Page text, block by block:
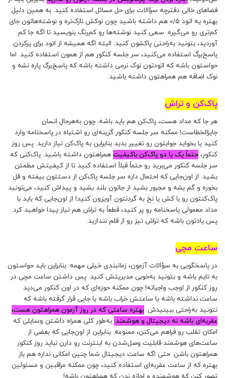
فضاهای خالی دفترچه سؤالات برای حل مسائل استفاده کنید. به همین دلیل
بهتره یه اتود ۰/۵ هم داشته باشید چون نوکش نازک‌تره و نوشته‌هاتون جای
کم‌تری رو می‌گیره. سعی کنید نوشته‌ها رو کم‌رنگ بنویسید تا اگه جا کم
آوردید، بتونید به‌راحتی پاکشون کنید. البته اگه همیشه از اتود برای پرکردن
پاسخ‌برگ استفاده می‌کنید، سر جلسه کنکور هم از همون استفاده کنید. اما
حواستون باشه که اتودتون نوک نرمی داشته باشه که پاسخ‌برگ پاره نشه و
نوک اضافه هم همراهتون داشته باشید.
پاک‌کن و تراش
هر جا که مداد هست، پاک‌کن هم باید باشه. چون به‌هرحال انسان
جایزالخطاست! ممکنه سر جلسه کنکور گزینه‌ای رو اشتباه در پاسخنامه وارد
کنید یا بخواید جوابتون رو تغییر بدید بنابراین به پاک‌کن نیاز دارید. پس روز
کنکور، حتماً یک یا دو پاک‌کن باکیفیت همراهتون داشته باشید. پاک‌کنی که
سر جلسه کنکور می‌برید رو حتماً قبلاً استفاده کنید تا از کیفیتش مطمئن
بشید. از اون‌جایی که احتمال داره سر جلسه پاک‌کن از دستتون بیفته و قل
بخوره و گم بشه و مجبور بشید از جاتون بلند بشید و پیداش کنید، می‌تونید
پا‌ک‌کنتون رو با کش یا نخ به گردنتون آویزون کنید! از اون‌جایی که باید با
مداد معمولی پاسخنامه رو پر کنید، قطعاً به تراش هم نیاز پیدا خواهید کرد.
پس یادتون باشه که تراش تیز رو از قلم نندازید.
ساعت مچی
در پاسخگویی به سؤالات آزمون، زمانبندی خیلی مهمه. بنابراین باید حواستون
به تایم باشه و بتونید به‌خوبی مدیریتش کنید. پس داشتن ساعت مچی در
روز کنکور از اوجب واجباته! چون ممکنه حوزه‌ای که در اون کنکور می‌دید
ساعت نداشته باشه یا ساعتش خراب باشه یا جایی قرار گرفته باشه که
نتونید به‌راحتی ببینیدش. بهتره ساعتی که در روز آزمون همراهتون هست،
عقربه‌ای باشه نه دیجیتال و هوشمند. به‌طور کلی همراه‌ داشتن وسایلی که
امکان تقلب رو فراهم می‌کنن، ممنوعه. بنابراین از اون‌جایی که بعضی از
ساعت‌های هوشمند قابلیت وصل‌شدن به اینترنت رو دارن نباید روز کنکور
همراهتون باشن. حتی اگه ساعت دیجیتال شما چنین امکانی نداره هم باز
بهتره که از ساعت عقربه‌ای استفاده کنید، چون ممکنه مراقبین و مسئولین